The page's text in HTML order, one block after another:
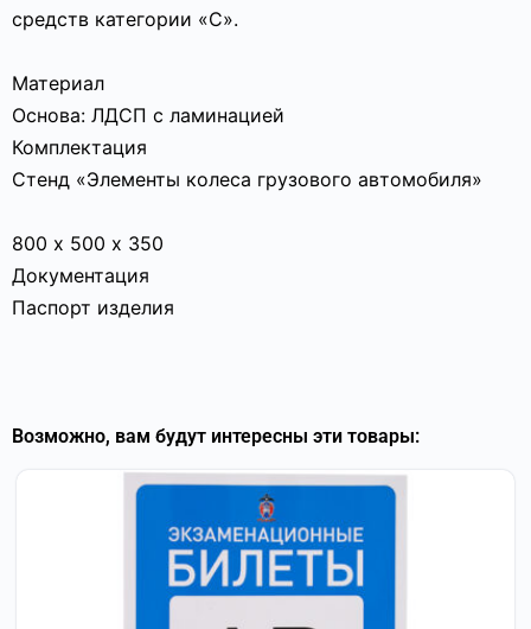
средств категории «C».
Материал
Основа: ЛДСП с ламинацией
Комплектация
Стенд «Элементы колеса грузового автомобиля»
800 х 500 х 350
Документация
Паспорт изделия
Возможно, вам будут интересны эти товары: